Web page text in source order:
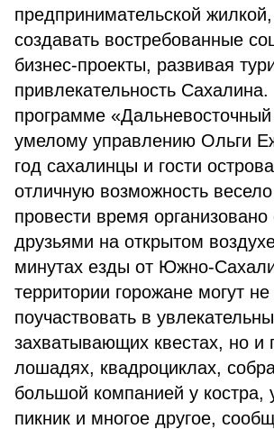
предпринимательской
создавать востребованные
бизнес-проекты, развивая
привлекательность
программе «Дальневосточный
умелому управлению Ольги
год сахалинцы и гости
отличную возможность
провести время
друзьями на открытом
минутах езды от Южно-
территории горожане могут не
поучаствовать в увлекательны
захватывающих квестах, но и
лошадях, квадроциклах,
большой компанией у костра,
пикник и многое другое,